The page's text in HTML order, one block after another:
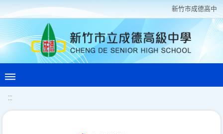
新竹巿成德高中
:::